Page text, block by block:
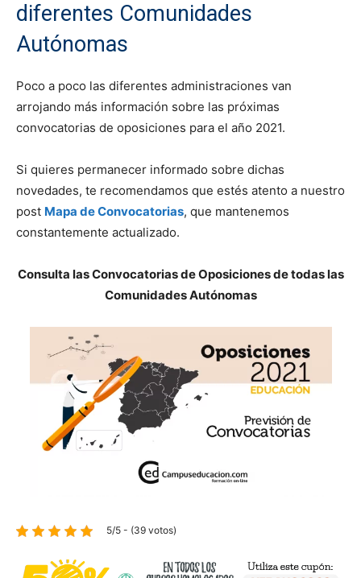
diferentes Comunidades
Autónomas
Poco a poco las diferentes administraciones van
arrojando más información sobre las próximas
convocatorias de oposiciones para el año 2021.
Si quieres permanecer informado sobre dichas
novedades, te recomendamos que estés atento a nuestro
post Mapa de Convocatorias, que mantenemos
constantemente actualizado.
Consulta las Convocatorias de Oposiciones de todas las
Comunidades Autónomas
5/5 - (39 votos)